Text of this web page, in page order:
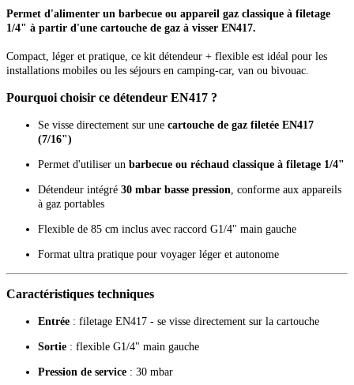
Permet d'alimenter un barbecue ou appareil gaz classique à filetage
1/4" à partir d'une cartouche de gaz à visser EN417.
Compact, léger et pratique, ce kit détendeur + flexible est idéal pour les
installations mobiles ou les séjours en camping-car, van ou bivouac.
Pourquoi choisir ce détendeur EN417 ?
Se visse directement sur une cartouche de gaz filetée EN417
(7/16")
Permet d'utiliser un barbecue ou réchaud classique à filetage 1/4"
Détendeur intégré 30 mbar basse pression , conforme aux appareils
à gaz portables
Flexible de 85 cm inclus avec raccord G1/4" main gauche
Format ultra pratique pour voyager léger et autonome
Caractéristiques techniques
Entrée : filetage EN417 - se visse directement sur la cartouche
Sortie : flexible G1/4" main gauche
Pression de service : 30 mbar